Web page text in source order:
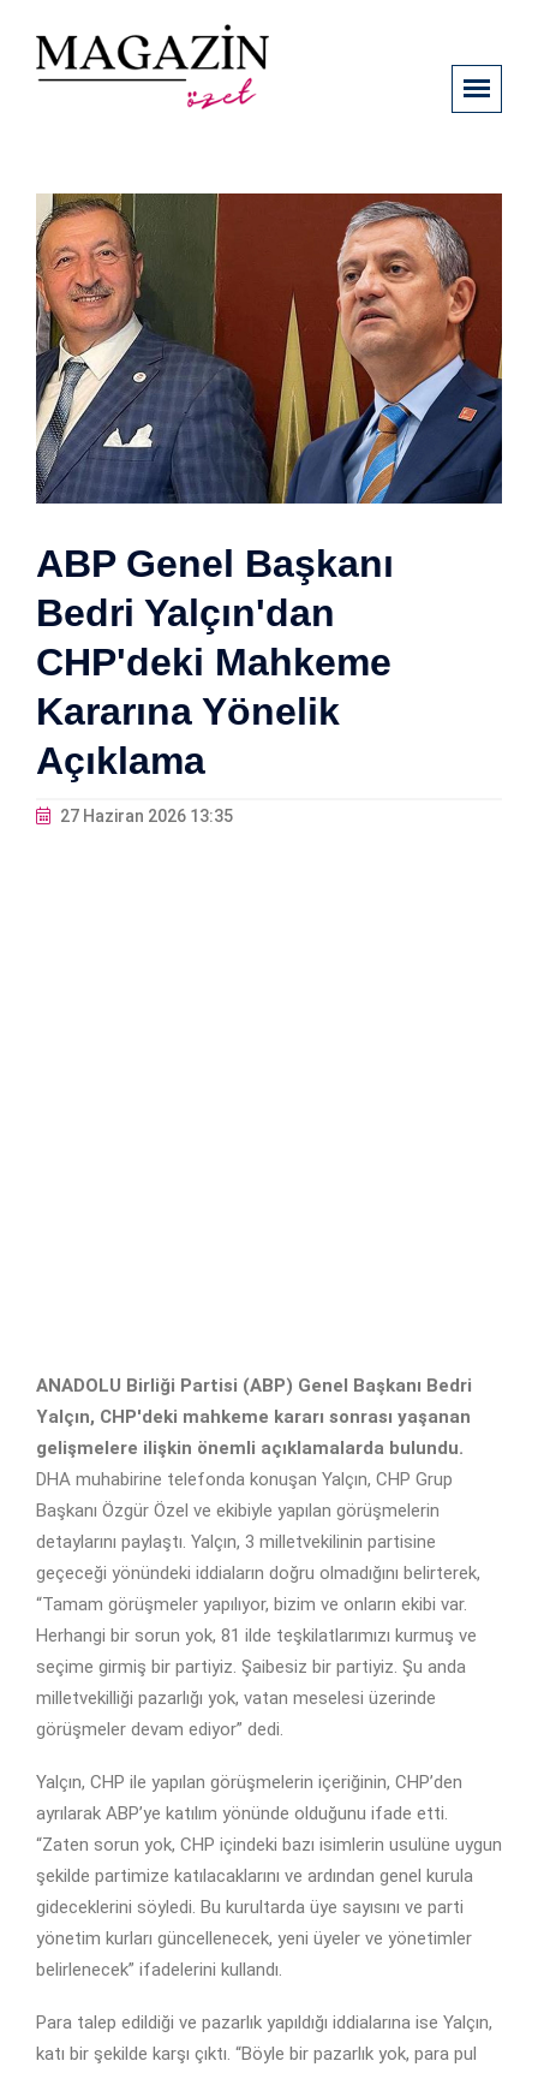
ABP Genel Başkanı
Bedri Yalçın'dan
CHP'deki Mahkeme
Kararına Yönelik
Açıklama
27 Haziran 2026 13:35
ANADOLU Birliği Partisi (ABP) Genel Başkanı Bedri
Yalçın, CHP'deki mahkeme kararı sonrası yaşanan
gelişmelere ilişkin önemli açıklamalarda bulundu.
DHA muhabirine telefonda konuşan Yalçın, CHP Grup
Başkanı Özgür Özel ve ekibiyle yapılan görüşmelerin
detaylarını paylaştı. Yalçın, 3 milletvekilinin partisine
geçeceği yönündeki iddiaların doğru olmadığını belirterek,
“Tamam görüşmeler yapılıyor, bizim ve onların ekibi var.
Herhangi bir sorun yok, 81 ilde teşkilatlarımızı kurmuş ve
seçime girmiş bir partiyiz. Şaibesiz bir partiyiz. Şu anda
milletvekilliği pazarlığı yok, vatan meselesi üzerinde
görüşmeler devam ediyor” dedi.
Yalçın, CHP ile yapılan görüşmelerin içeriğinin, CHP’den
ayrılarak ABP’ye katılım yönünde olduğunu ifade etti.
“Zaten sorun yok, CHP içindeki bazı isimlerin usulüne uygun
şekilde partimize katılacaklarını ve ardından genel kurula
gideceklerini söyledi. Bu kurultarda üye sayısını ve parti
yönetim kurları güncellenecek, yeni üyeler ve yönetimler
belirlenecek” ifadelerini kullandı.
Para talep edildiği ve pazarlık yapıldığı iddialarına ise Yalçın,
katı bir şekilde karşı çıktı. “Böyle bir pazarlık yok, para pul